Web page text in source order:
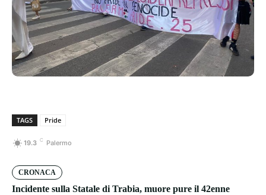
TAGS Pride
19.3 C Palermo
CRONACA
Incidente sulla Statale di Trabia, muore pure il 42enne